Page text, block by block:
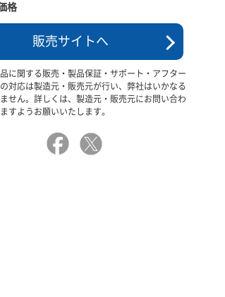
格
販売サイトへ
に関する販売・製品保証・サポート・アフター
対応は製造元・販売元が行い、弊社はいかなる
せん。詳しくは、製造元・販売元にお問い合わ
すようお願いいたします。